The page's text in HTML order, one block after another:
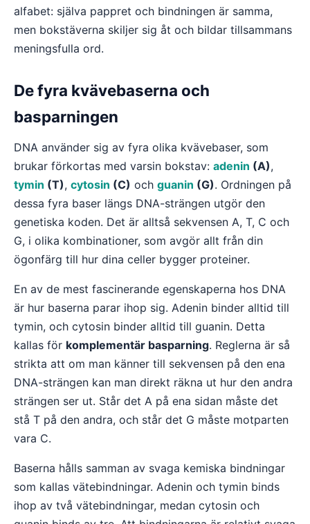
alfabet: själva pappret och bindningen är samma,
men bokstäverna skiljer sig åt och bildar tillsammans
meningsfulla ord.
De fyra kvävebaserna och
basparningen
DNA använder sig av fyra olika kvävebaser, som
brukar förkortas med varsin bokstav: adenin (A),
tymin (T), cytosin (C) och guanin (G). Ordningen på
dessa fyra baser längs DNA-strängen utgör den
genetiska koden. Det är alltså sekvensen A, T, C och
G, i olika kombinationer, som avgör allt från din
ögonfärg till hur dina celler bygger proteiner.
En av de mest fascinerande egenskaperna hos DNA
är hur baserna parar ihop sig. Adenin binder alltid till
tymin, och cytosin binder alltid till guanin. Detta
kallas för komplementär basparning. Reglerna är så
strikta att om man känner till sekvensen på den ena
DNA-strängen kan man direkt räkna ut hur den andra
strängen ser ut. Står det A på ena sidan måste det
stå T på den andra, och står det G måste motparten
vara C.
Baserna hålls samman av svaga kemiska bindningar
som kallas vätebindningar. Adenin och tymin binds
ihop av två vätebindningar, medan cytosin och